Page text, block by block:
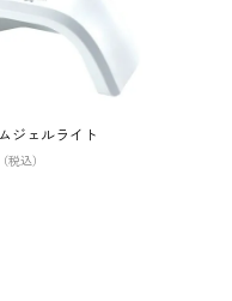
ジェルライト
（税込）